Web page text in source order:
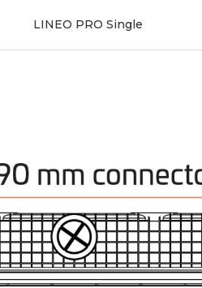
LINEO PRO Single